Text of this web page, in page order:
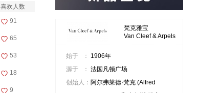
喜欢人数
91
65
53
18
9
梵克雅宝
Van Cleef & Arpels
始于 ：
1906年
源于 ： 法国凡顿广场
创始人： 阿尔弗莱德·梵克 (Alfred